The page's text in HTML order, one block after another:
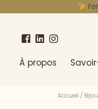
À propos
Accueil /